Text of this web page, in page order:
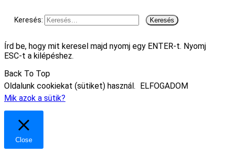
Keresés:
Írd be, hogy mit keresel majd nyomj egy ENTER-t. Nyomj
ESC-t a kilépéshez.
Back To Top
Oldalunk cookiekat (sütiket) használ. ELFOGADOM
Mik azok a sütik?
Close